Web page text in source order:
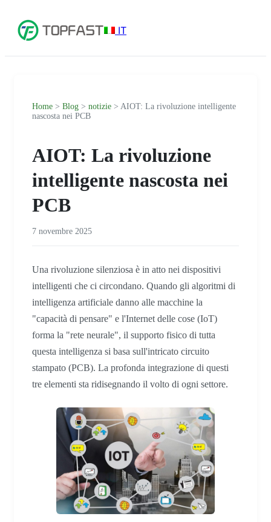
IT
Home > Blog > notizie > AIOT: La rivoluzione intelligente
nascosta nei PCB
AIOT: La rivoluzione
intelligente nascosta nei
PCB
7 novembre 2025
Una rivoluzione silenziosa è in atto nei dispositivi
intelligenti che ci circondano. Quando gli algoritmi di
intelligenza artificiale danno alle macchine la
"capacità di pensare" e l'Internet delle cose (IoT)
forma la "rete neurale", il supporto fisico di tutta
questa intelligenza si basa sull'intricato circuito
stampato (PCB). La profonda integrazione di questi
tre elementi sta ridisegnando il volto di ogni settore.